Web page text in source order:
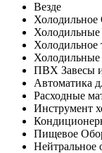
Везде
Холодильное
Холодильное
ПВХ Завесы
Автоматика
Расходные
Инструмент
Пищевое
Нейтральное